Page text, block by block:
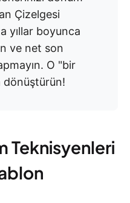
Çizelgesi
yıllar boyunca
ve net son
O "bir
dönüştürün!
Teknisyenleri